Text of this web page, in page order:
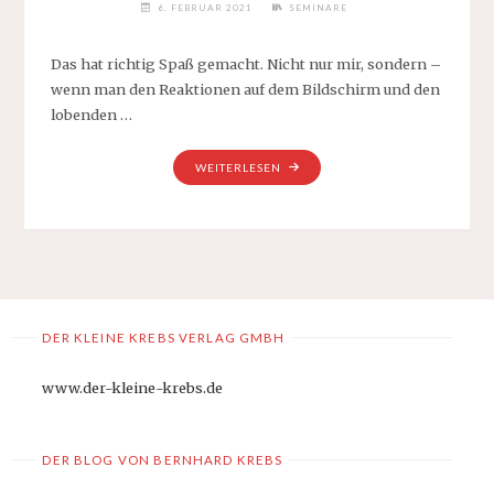
6. FEBRUAR 2021 SEMINARE
Das hat richtig Spaß gemacht. Nicht nur mir, sondern –
wenn man den Reaktionen auf dem Bildschirm und den
lobenden …
WEITERLESEN
"EIN
LAUNIGER
BEIM
CLUBS"
DER KLEINE KREBS VERLAG GMBH
www.der-kleine-krebs.de
DER BLOG VON BERNHARD KREBS